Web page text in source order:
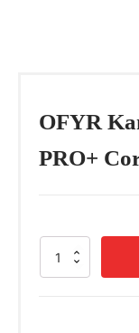
OFYR
PRO+
OFYR